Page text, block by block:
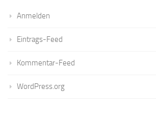
Anmelden
Eintrags-Feed
Kommentar-Feed
WordPress.org